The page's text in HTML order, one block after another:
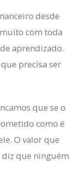
desde
com toda
aprendizado.
precisa ser
que se o
como é
O valor que
diz que ninguém